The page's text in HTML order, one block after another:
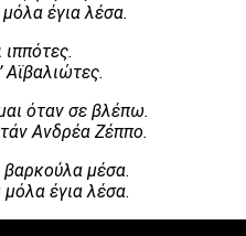
έγια λέσα.
Αϊβαλιώτες.
όταν σε βλέπω.
Ανδρέα Ζέππο.
βαρκούλα μέσα.
έγια λέσα.